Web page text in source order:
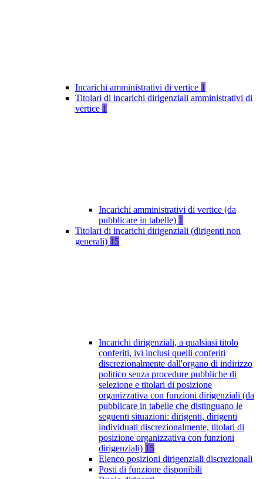
Incarichi amministrativi di vertice 1
Titolari di incarichi dirigenziali amministrativi di
vertice 1
Incarichi amministrativi di vertice (da
pubblicare in tabelle) 1
Titolari di incarichi dirigenziali (dirigenti non
generali) 15
Incarichi dirigenziali, a qualsiasi titolo
conferiti, ivi inclusi quelli conferiti
discrezionalmente dall'organo di indirizzo
politico senza procedure pubbliche di
selezione e titolari di posizione
organizzativa con funzioni dirigenziali (da
pubblicare in tabelle che distinguano le
seguenti situazioni: dirigenti, dirigenti
individuati discrezionalmente, titolari di
posizione organizzativa con funzioni
dirigenziali) 15
Elenco posizioni dirigenziali discrezionali
Posti di funzione disponibili